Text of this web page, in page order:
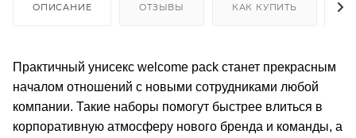
ОПИСАНИЕ ОТЗЫВЫ КАК КУПИТЬ
Практичный унисекс welcome pack станет прекрасным
началом отношений с новыми сотрудниками любой
компании. Такие наборы помогут быстрее влиться в
корпоративную атмосферу нового бренда и команды, а